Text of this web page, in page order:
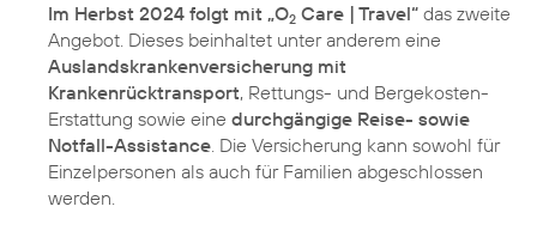
Im Herbst 2024 folgt mit „O2 Care | Travel“ das zweite
Angebot. Dieses beinhaltet unter anderem eine
Auslandskrankenversicherung mit
Krankenrücktransport, Rettungs- und Bergekosten-
Erstattung sowie eine durchgängige Reise- sowie
Notfall-Assistance. Die Versicherung kann sowohl für
Einzelpersonen als auch für Familien abgeschlossen
werden.